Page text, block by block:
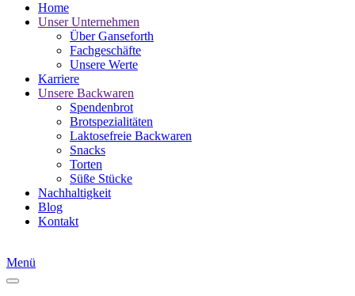
Home
Unser Unternehmen
Über Ganseforth
Fachgeschäfte
Unsere Werte
Karriere
Unsere Backwaren
Spendenbrot
Brotspezialitäten
Laktosefreie Backwaren
Snacks
Torten
Süße Stücke
Nachhaltigkeit
Blog
Kontakt
Menü